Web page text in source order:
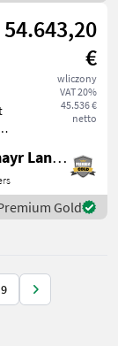
54.643,20
€
wliczony
VAT 20%
45.536 €
netto
Schwarzmayr Landtechnik GmbH - Schlitters
Gold
9